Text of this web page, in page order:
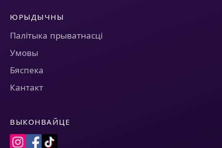
ЮРЫДЫЧНЫ
Палітыка прыватнасці
Умовы
Бяспека
Кантакт
ВЫКОНВАЙЦЕ